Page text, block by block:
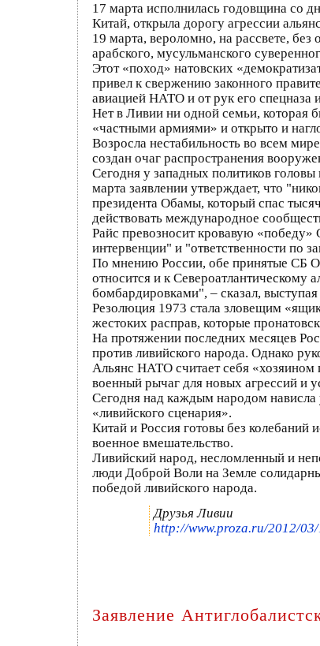
17 марта исполнилась годовщина со
Китай, открыла дорогу агрессии
19 марта, вероломно, на рассвете,
арабского, мусульманского
Этот «поход» натовских
привел к свержению законного
авиацией НАТО и от рук его
Нет в Ливии ни одной семьи, которая
«частными армиями» и открыто и
Возросла нестабильность во всем
создан очаг распространения
Сегодня у западных политиков
марта заявлении утверждает, что
президента Обамы, который спас
действовать международное
Райс превозносит кровавую
интервенции" и "ответственности по
По мнению России, обе принятые СБ
относится и к Североатлантическому
бомбардировками", – сказал,
Резолюция 1973 стала зловещим
жестоких расправ, которые
На протяжении последних месяцев
против ливийского народа. Однако
Альянс НАТО считает себя
военный рычаг для новых агрессий и
Сегодня над каждым народом нависла
«ливийского сценария».
Китай и Россия готовы без
военное вмешательство.
Ливийский народ, несломленный и
люди Доброй Воли на Земле солидарны
победой ливийского народа.
Друзья Ливии
http://www.proza.ru/2012/
Заявление